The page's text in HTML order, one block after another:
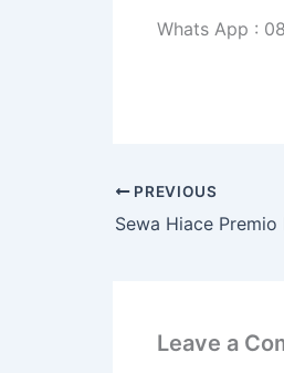
Whats App :
PREVIOUS
Leave a